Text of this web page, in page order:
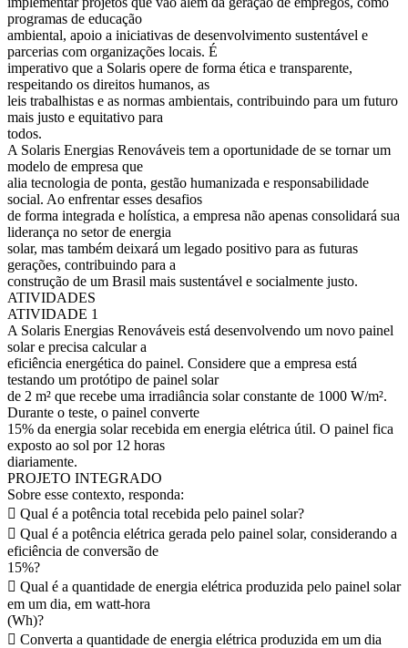
programas de educação
ambiental, apoio a iniciativas de desenvolvimento sustentável e
parcerias com organizações locais. É
imperativo que a Solaris opere de forma ética e transparente,
respeitando os direitos humanos, as
leis trabalhistas e as normas ambientais, contribuindo para um futuro
mais justo e equitativo para
todos.
A Solaris Energias Renováveis tem a oportunidade de se tornar um
modelo de empresa que
alia tecnologia de ponta, gestão humanizada e responsabilidade
social. Ao enfrentar esses desafios
de forma integrada e holística, a empresa não apenas consolidará sua
liderança no setor de energia
solar, mas também deixará um legado positivo para as futuras
gerações, contribuindo para a
construção de um Brasil mais sustentável e socialmente justo.
ATIVIDADES
ATIVIDADE 1
A Solaris Energias Renováveis está desenvolvendo um novo painel
solar e precisa calcular a
eficiência energética do painel. Considere que a empresa está
testando um protótipo de painel solar
de 2 m² que recebe uma irradiância solar constante de 1000 W/m².
Durante o teste, o painel converte
15% da energia solar recebida em energia elétrica útil. O painel fica
exposto ao sol por 12 horas
diariamente.
PROJETO INTEGRADO
Sobre esse contexto, responda:
 Qual é a potência total recebida pelo painel solar?
 Qual é a potência elétrica gerada pelo painel solar, considerando a
eficiência de conversão de
15%?
 Qual é a quantidade de energia elétrica produzida pelo painel solar
em um dia, em watt-hora
(Wh)?
 Converta a quantidade de energia elétrica produzida em um dia